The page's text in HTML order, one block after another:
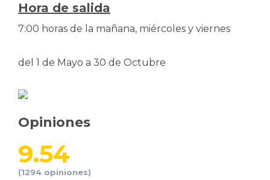
Hora de salida
7:00 horas de la mañana, miércoles y viernes
del 1 de Mayo a 30 de Octubre
Opiniones
9.54
(1294 opiniones)